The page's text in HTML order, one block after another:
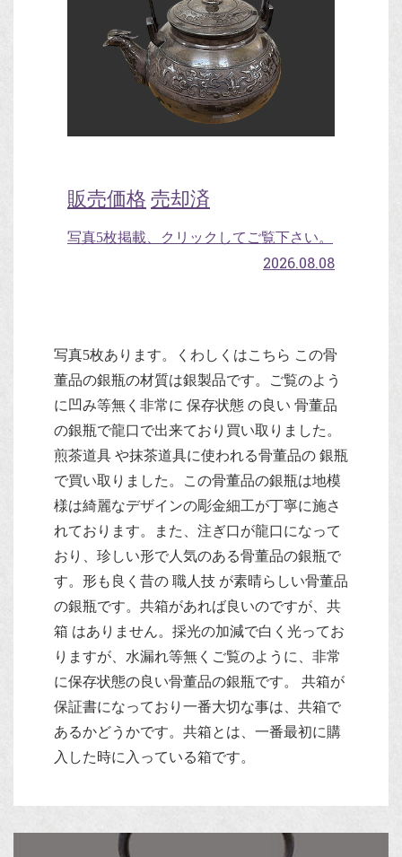
販売価格 売却済
写真5枚掲載、クリックしてご覧下さい。
2026.08.08
写真5枚あります。くわしくはこちら この骨
董品の銀瓶の材質は銀製品です。ご覧のよう
に凹み等無く非常に 保存状態 の良い 骨董品
の銀瓶で龍口で出来ており買い取りました。
煎茶道具 や抹茶道具に使われる骨董品の 銀瓶
で買い取りました。この骨董品の銀瓶は地模
様は綺麗なデザインの彫金細工が丁寧に施さ
れております。また、注ぎ口が龍口になって
おり、珍しい形で人気のある骨董品の銀瓶で
す。形も良く昔の 職人技 が素晴らしい骨董品
の銀瓶です。共箱があれば良いのですが、共
箱 はありません。採光の加減で白く光ってお
りますが、水漏れ等無くご覧のように、非常
に保存状態の良い骨董品の銀瓶です。 共箱が
保証書になっており一番大切な事は、共箱で
あるかどうかです。共箱とは、一番最初に購
入した時に入っている箱です。